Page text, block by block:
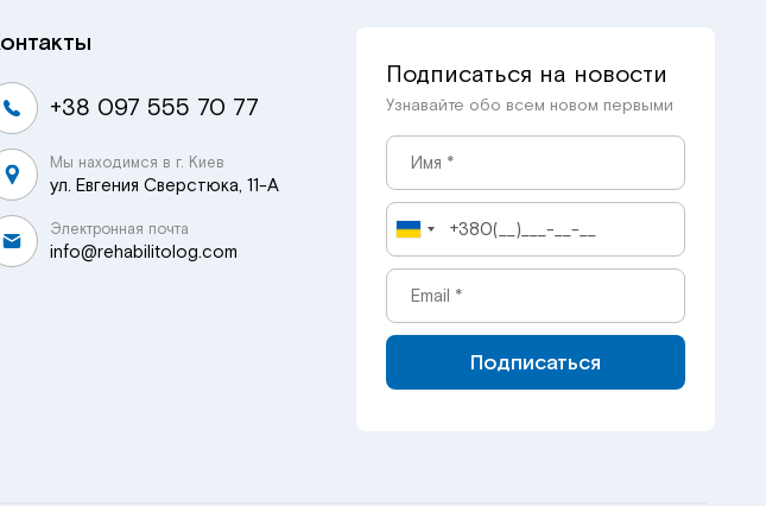
+38 097 555 70 77
Мы находимся в г. Киев
ул. Евгения Сверстюка, 11-А
Электронная почта
info@rehabilitolog.com
Подписаться на новости
Узнавайте обо всем новом первыми
Подписаться